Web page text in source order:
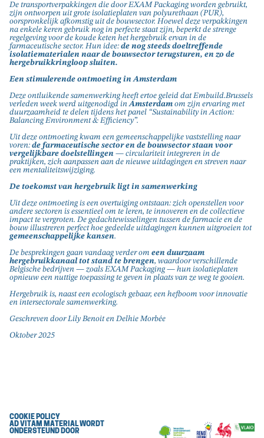
De transportverpakkingen die door EXAM Packaging worden gebruikt,
zijn ontworpen uit grote isolatieplaten van polyurethaan (PUR),
oorspronkelijk afkomstig uit de bouwsector. Hoewel deze verpakkingen
na enkele keren gebruik nog in perfecte staat zijn, beperkt de strenge
regelgeving voor de koude keten het hergebruik ervan in de
farmaceutische sector. Hun idee: de nog steeds doeltreffende
isolatiematerialen naar de bouwsector terugsturen, en zo de
hergebruikkringloop sluiten.
Een stimulerende ontmoeting in Amsterdam
Deze ontluikende samenwerking heeft ertoe geleid dat Embuild.Brussels
verleden week werd uitgenodigd inAmsterdam om zijn ervaring met
duurzaamheid te delen tijdens het panel “Sustainability in Action:
Balancing Environment & Efficiency”.
Uit deze ontmoeting kwam een gemeenschappelijke vaststelling naar
voren: de farmaceutische sector en de bouwsector staan voor
vergelijkbare doelstellingen — circulariteit integreren in de
praktijken, zich aanpassen aan de nieuwe uitdagingen en streven naar
een mentaliteitswijziging.
De toekomst van hergebruik ligt in samenwerking
Uit deze ontmoeting is een overtuiging ontstaan: zich openstellen voor
andere sectoren is essentieel om te leren, te innoveren en de collectieve
impact te vergroten. De gedachtewisselingen tussen de farmacie en de
bouw illustreren perfect hoe gedeelde uitdagingen kunnen uitgroeien tot
gemeenschappelijke kansen.
De besprekingen gaan vandaag verder om een duurzaam
hergebruikkanaal tot stand te brengen, waardoor verschillende
Belgische bedrijven — zoals EXAM Packaging — hun isolatieplaten
opnieuw een nuttige toepassing te geven in plaats van ze weg te gooien.
Hergebruik is, naast een ecologisch gebaar, een hefboom voor innovatie
en intersectorale samenwerking.
Geschreven door Lily Benoit en Delhie Morbée
Oktober 2025
COOKIE POLICY
AD VITAM MATERIAL WORDT
ONDERSTEUND DOOR